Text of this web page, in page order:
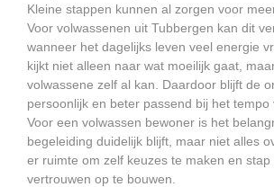
Kleine stappen kunnen al zorgen voor
Voor volwassenen uit Tubbergen kan dit
wanneer het dagelijks leven veel energie
kijkt niet alleen naar wat moeilijk gaat,
volwassene zelf al kan. Daardoor blijft de
persoonlijk en beter passend bij het tempo
Voor een volwassen bewoner is het
begeleiding duidelijk blijft, maar niet alles
er ruimte om zelf keuzes te maken en
vertrouwen op te bouwen.